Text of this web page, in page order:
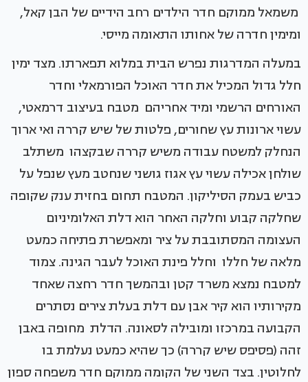
משמאל ממוקם חדר הילדים רחב הידיים של הבן קאל,
ומימין חדרה של אחותו התאומה מייסי.
במעלה המדרגות נפרש הבית במלוא תפארתו. מצד ימין
חלל גדול המכיל את חדר האוכל הפורמאלי וחדר
האורחים הרשמי ומיד אחריהם מטבח בעיצוב דרמאטי,
עשוי ארונות עץ שחורים, פלטות של שיש קררה ואי ארוך
הנחלק למשטח עבודה משיש קררה שבקצהו משתלב
שולחן אכילה עשוי עץ אגוז גושני שנחטב מעץ שנפל על
כביש בעמק הסיליקון. המטבח תחום בחזית ענק שקופה
שחלקה קבוע וחלקה האחר הוא דלת האלומיניום
העצומה המסתובבת על ציר ומאפשרת פתיחה כמעט
מלאה של חללו וחלל פינת האוכל לעבר הגינה. צמוד
למטבח נמצא משרד קטן ובהמשך חדר רחצה שאחד
מקירותיו הוא קיר אבן עם דלת בעלת צירים נסתרים
הקבועה במרכזו ומובילה לסאונה. הדלת מחופה באבן
זהה (פסיפס שיש קררה) כך שהיא כמעט נעלמת בו
לחלוטין. בצד השני של הקומה ממוקם חדר משפחה ספון